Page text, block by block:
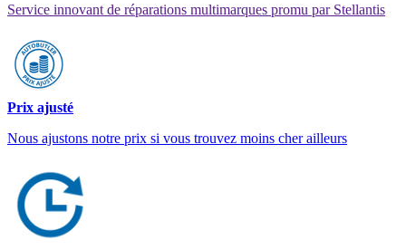
Service innovant de réparations multimarques promu par Stellantis
Prix ajusté
Nous ajustons notre prix si vous trouvez moins cher ailleurs